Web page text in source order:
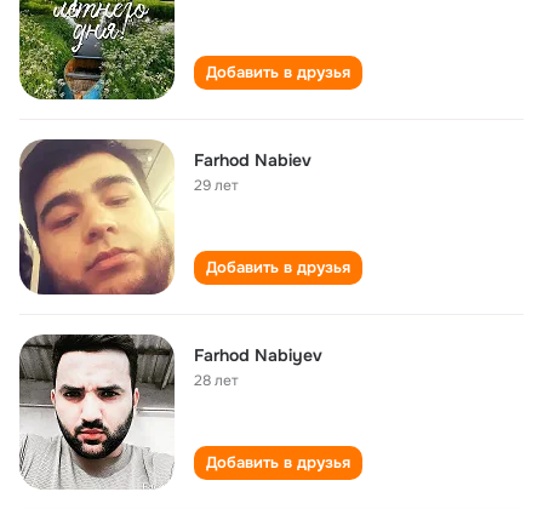
Добавить в друзья
Farhod Nabiev
29 лет
Добавить в друзья
Farhod Nabiyev
28 лет
Добавить в друзья